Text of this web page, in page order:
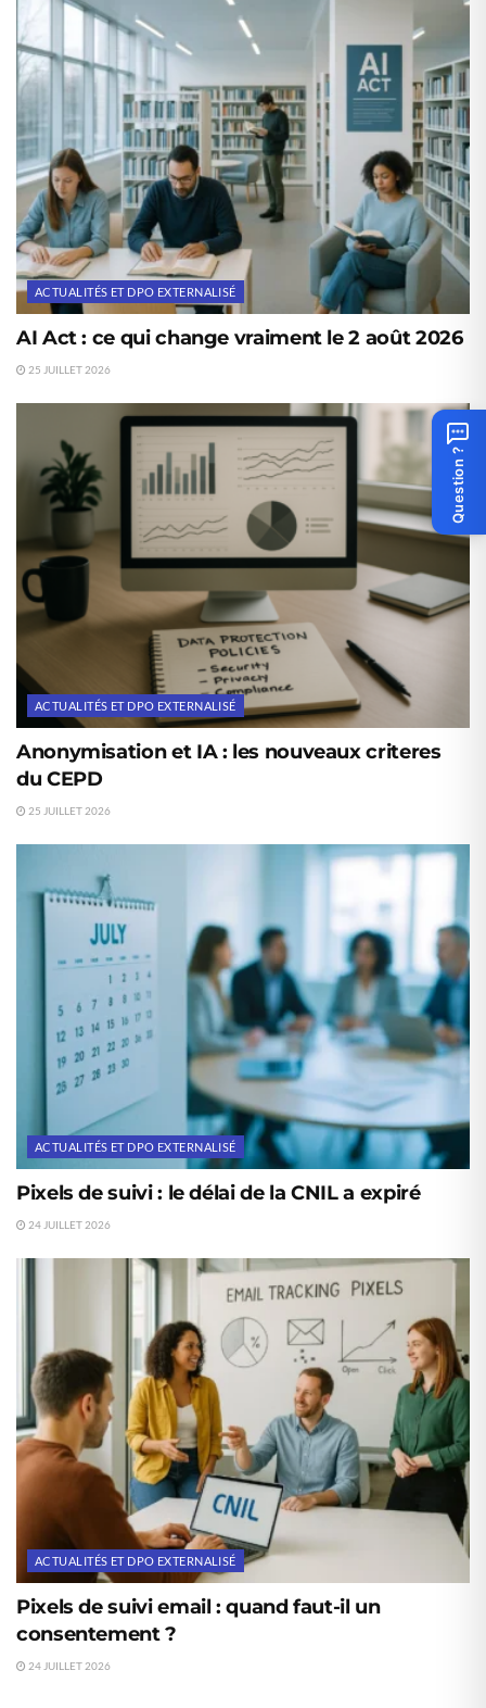
ACTUALITÉS ET DPO EXTERNALISÉ
AI Act : ce qui change vraiment le 2 août 2026
25 JUILLET 2026
ACTUALITÉS ET DPO EXTERNALISÉ
Anonymisation et IA : les nouveaux criteres
du CEPD
25 JUILLET 2026
ACTUALITÉS ET DPO EXTERNALISÉ
Pixels de suivi : le délai de la CNIL a expiré
24 JUILLET 2026
ACTUALITÉS ET DPO EXTERNALISÉ
Pixels de suivi email : quand faut-il un
consentement ?
24 JUILLET 2026
Question ?